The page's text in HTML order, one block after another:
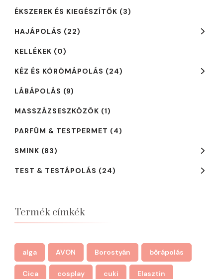
ÉKSZEREK ÉS KIEGÉSZÍTŐK (3)
HAJÁPOLÁS (22)
KELLÉKEK (0)
KÉZ ÉS KÖRÖMÁPOLÁS (24)
LÁBÁPOLÁS (9)
MASSZÁZSESZKÖZÖK (1)
PARFÜM & TESTPERMET (4)
SMINK (83)
TEST & TESTÁPOLÁS (24)
Termék címkék
alga AVON Borostyán bőrápolás
Cica cosplay cuki Elasztin